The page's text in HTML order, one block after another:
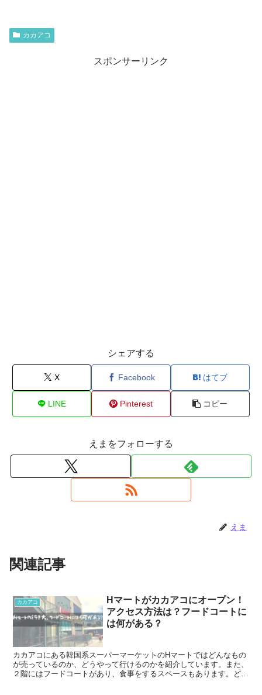
カカアコ
スポンサーリンク
シェアする
X Facebook はてブ
LINE Pinterest コピー
えまをフォローする
えま
関連記事
カカアコ
Hマートがカカアコにオープン！
アクセス方法は？フードコートに
は何がある？
カカアコにある韓国系スーパーマーケットのHマートではどんなもの
が売っているのか、どうやって行けるのかを紹介しています。また、
２階にはフードコートがあり、食事をするスペースもあります。どん